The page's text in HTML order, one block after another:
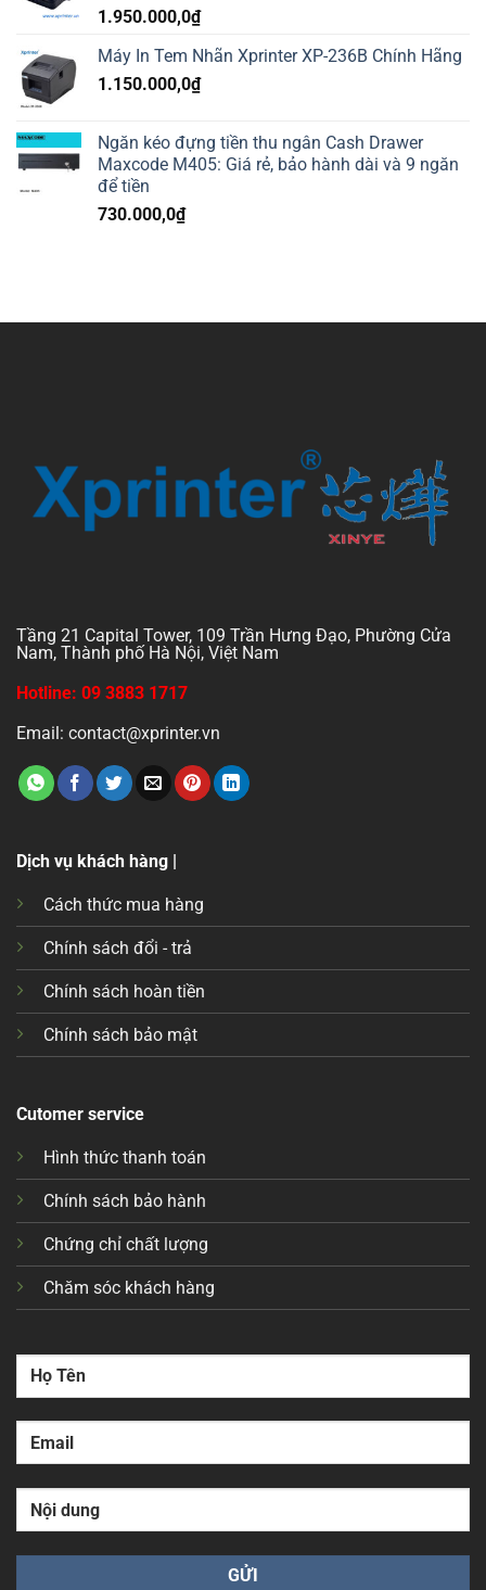
1.950.000,0₫
Máy In Tem Nhãn Xprinter XP-236B Chính Hãng
1.150.000,0₫
Ngăn kéo đựng tiền thu ngân Cash Drawer
Maxcode M405: Giá rẻ, bảo hành dài và 9 ngăn
để tiền
730.000,0₫
Tầng 21 Capital Tower, 109 Trần Hưng Đạo, Phường Cửa
Nam, Thành phố Hà Nội, Việt Nam
Hotline: 09 3883 1717
Email: contact@xprinter.vn
Dịch vụ khách hàng |
Cách thức mua hàng
Chính sách đổi - trả
Chính sách hoàn tiền
Chính sách bảo mật
Cutomer service
Hình thức thanh toán
Chính sách bảo hành
Chứng chỉ chất lượng
Chăm sóc khách hàng